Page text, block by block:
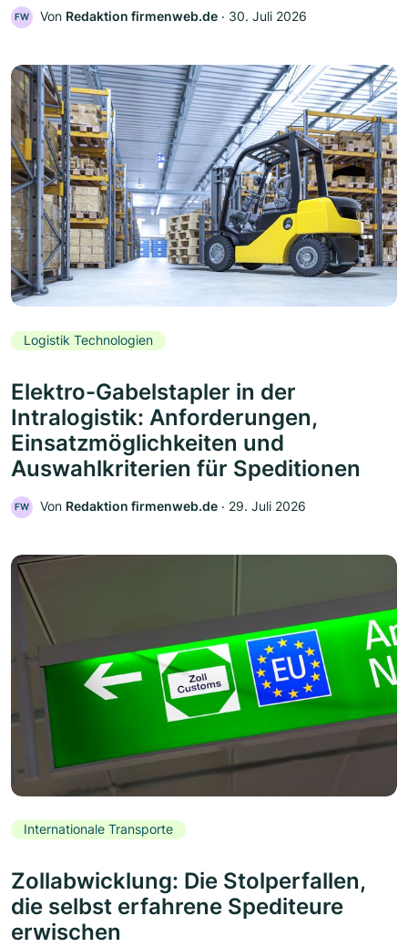
FW Von Redaktion firmenweb.de ‧ 30. Juli 2026
Logistik Technologien
Elektro-Gabelstapler in der
Intralogistik: Anforderungen,
Einsatzmöglichkeiten und
Auswahlkriterien für Speditionen
FW Von Redaktion firmenweb.de ‧ 29. Juli 2026
Internationale Transporte
Zollabwicklung: Die Stolperfallen,
die selbst erfahrene Spediteure
erwischen